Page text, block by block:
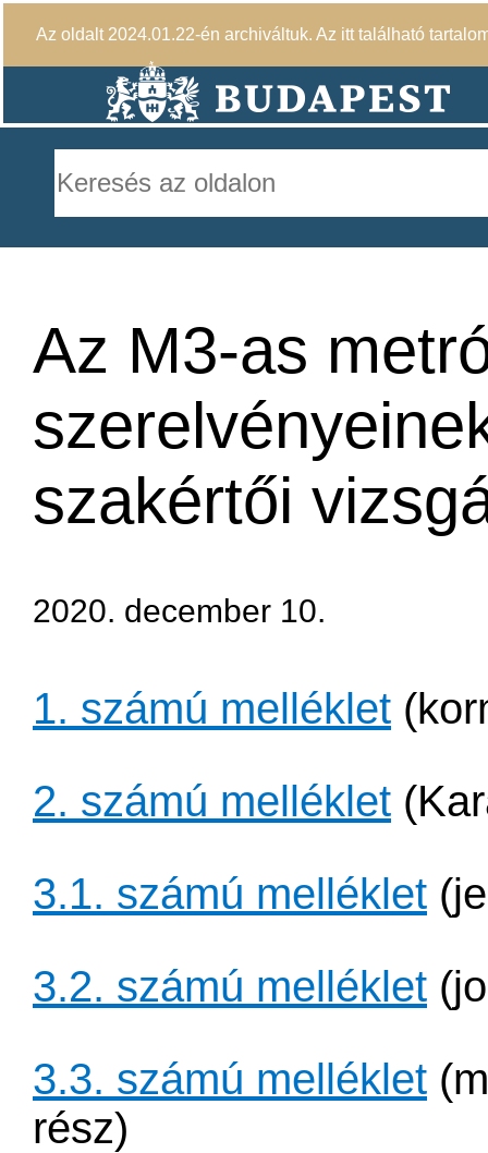
Az oldalt 2024.01.22-én archiváltuk. Az itt található
Az M3-as
szakértői
2020. december 10.
1. számú melléklet
2. számú melléklet
3.1. számú melléklet
3.2. számú melléklet
3.3. számú melléklet
rész)